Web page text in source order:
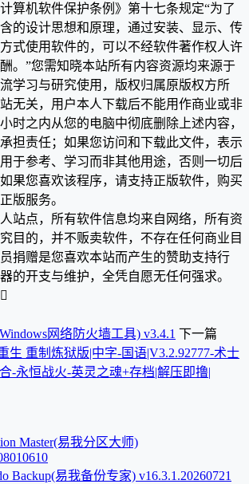
算机软件保护条例》第十七条规定“为了
的设计思想和原理，通过安装、显示、传
式使用软件的，可以不经软件著作权人许
。”您需知晓本站所有内容资源均来源于
学习与研究使用，版权归属原版权方所
无关，用户本人下载后不能用作商业或非
时之内从您的电脑中彻底删除上述内容，
担责任；如果您访问和下载此文件，表示
于参考、学习而非其他用途，否则一切后
果您喜欢该程序，请支持正版软件，购买
版服务。
站点，所有软件信息均来自网络，所有资
目的，并不贩卖软件，不存在任何商业目
捐赠是您喜欢本站而产生的赞助支持行
的开支与维护，全凭自愿无任何强求。

网络防火墙工具) v3.4.1 下一篇
生 重制炼狱版|中字-国语|V3.2.92777-术士
-永恒战火-英灵之魂+存档|解压即撸|
Master(易我分区大师)
Backup(易我备份专家) v16.3.1.20260721